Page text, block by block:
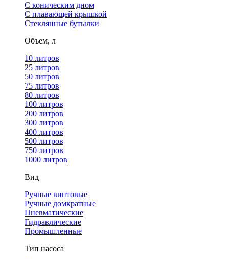
С коническим дном
С плавающей крышкой
Стеклянные бутылки
Объем, л
10 литров
25 литров
50 литров
75 литров
80 литров
100 литров
200 литров
300 литров
400 литров
500 литров
750 литров
1000 литров
Вид
Ручные винтовые
Ручные домкратные
Пневматические
Гидравлические
Промышленные
Тип насоса